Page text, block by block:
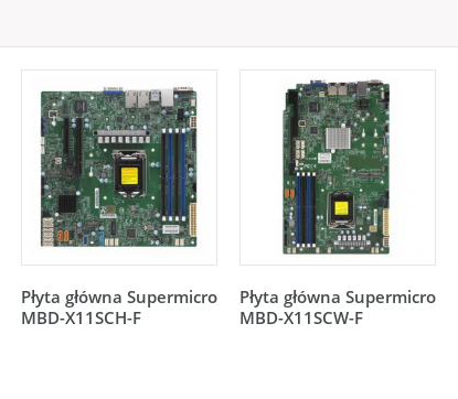
Płyta główna Supermicro
MBD-X11SCH-F
Płyta główna Supermicro
MBD-X11SCW-F